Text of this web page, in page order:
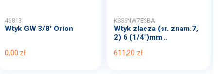
46813
Wtyk GW 3/8" Orion
0,00 zł
KSS6NW7ESBA
Wtyk zlacza (sr. znam.7,
2) 6 (1/4")mm...
611,20 zł